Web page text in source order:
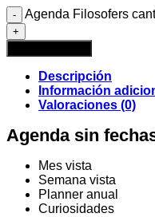
Agenda Filosofers
Descripción
Información
Valoraciones (0)
Agenda sin
Mes vista
Semana vista
Planner anual
Curiosidades